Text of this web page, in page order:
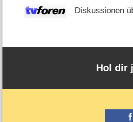
Diskussionen
Hol dir